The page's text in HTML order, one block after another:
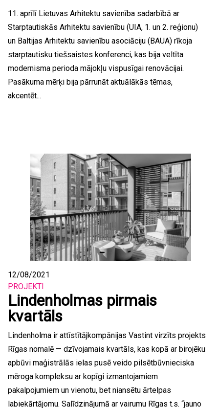
11. aprīlī Lietuvas Arhitektu savienība sadarbībā ar
Starptautiskās Arhitektu savienību (UIA, 1. un 2. reģionu)
un Baltijas Arhitektu savienību asociāciju (BAUA) rīkoja
starptautisku tiešsaistes konferenci, kas bija veltīta
modernisma perioda mājokļu vispusīgai renovācijai.
Pasākuma mērķi bija pārrunāt aktuālākās tēmas,
akcentēt...
12/08/2021
PROJEKTI
Lindenholmas pirmais
kvartāls
Lindenholma ir attīstītājkompānijas Vastint virzīts projekts
Rīgas nomalē — dzīvojamais kvartāls, kas kopā ar birojēku
apbūvi maģistrālās ielas pusē veido pilsētbūvnieciska
mēroga kompleksu ar kopīgi izmantojamiem
pakalpojumiem un vienotu, bet niansētu ārtelpas
labiekārtājomu. Salīdzinājumā ar vairumu Rīgas t.s. “jauno